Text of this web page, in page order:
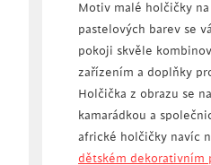
Motiv malé holčičky
pastelových barev se
pokoji skvěle
zařízením a doplňky
Holčička z obrazu se
kamarádkou a
africké holčičky navíc
dětském dekorativním